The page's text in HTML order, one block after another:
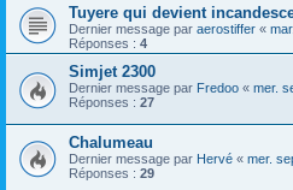
Tuyere qui devient
Dernier message par aerostiffer «
Réponses : 4
Simjet 2300
Dernier message par Fredoo « mer.
Réponses : 27
Chalumeau
Dernier message par Hervé « mer.
Réponses : 29